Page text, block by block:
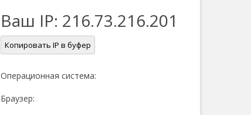
Ваш IP: 216.73.216.201
Копировать IP в буфер
Операционная система:
Браузер: